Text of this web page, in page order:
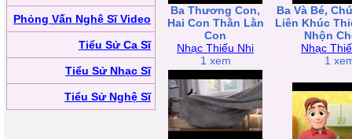
Phỏng Vấn Nghệ Sĩ Video
Tiểu Sử Ca Sĩ
Tiểu Sử Nhạc Sĩ
Tiểu Sử Nghệ Sĩ
Ba Thương Con,
Hai Con Thằn Lằn
Con
Nhạc Thiếu Nhi
1 xem
Ba Và Bé,
Liên Khúc
Nhộn
Nhạc
1